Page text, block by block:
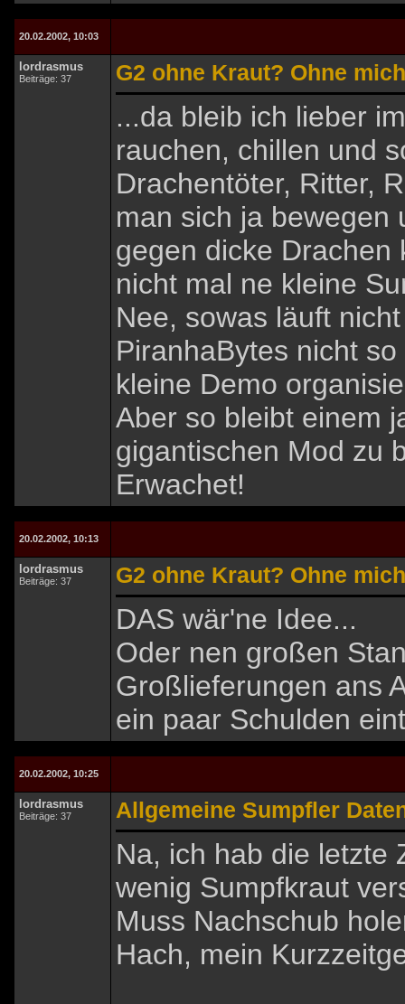
20.02.2002, 10:03
lordrasmus
Beiträge: 37 G2 ohne Kraut? Ohne
...da bleib ich lieber
rauchen, chillen und
Drachentöter, Ritter,
man sich ja bewegen
gegen dicke Drachen
nicht mal ne kleine
Nee, sowas läuft
PiranhaBytes nicht
kleine Demo
Aber so bleibt einem
gigantischen Mod zu
Erwachet!
20.02.2002, 10:13
lordrasmus
Beiträge: 37 G2 ohne Kraut? Ohne
DAS wär'ne Idee...
Oder nen großen
Großlieferungen ans
ein paar Schulden
20.02.2002, 10:25
lordrasmus
Beiträge: 37 Allgemeine Sumpfler
Na, ich hab die letzte
wenig Sumpfkraut
Muss Nachschub
Hach, mein